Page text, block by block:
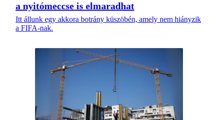
a nyitómeccse is elmaradhat
Itt állunk egy akkora botrány küszöbén, amely nem hiányzik
a FIFA-nak.